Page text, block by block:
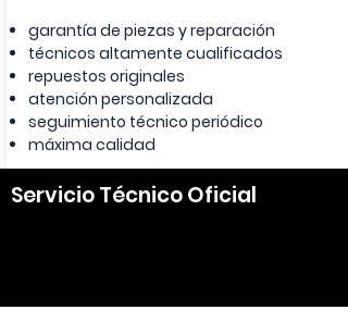
garantía de piezas y reparación
técnicos altamente cualificados
repuestos originales
atención personalizada
seguimiento técnico periódico
máxima calidad
Servicio Técnico Oficial